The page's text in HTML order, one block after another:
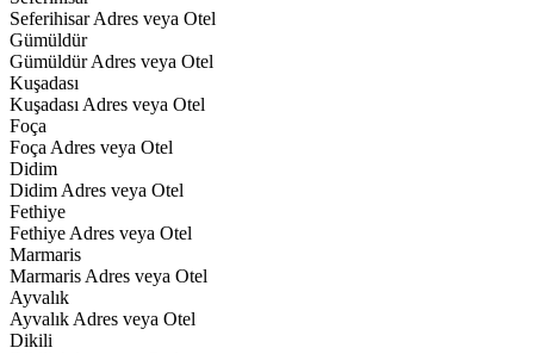
Seferihisar Adres veya Otel
Gümüldür
Gümüldür Adres veya Otel
Kuşadası
Kuşadası Adres veya Otel
Foça
Foça Adres veya Otel
Didim
Didim Adres veya Otel
Fethiye
Fethiye Adres veya Otel
Marmaris
Marmaris Adres veya Otel
Ayvalık
Ayvalık Adres veya Otel
Dikili